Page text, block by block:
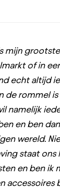
mijn
of in
echt altijd
de rommel
namelijk
en ben
wereld.
staat ons
en ben ik
accessoires